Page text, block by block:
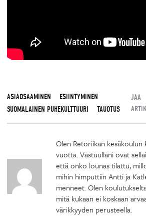
ASIAOSAAMINEN
ESIINTYMINEN
SUOMALAINEN PUHEKULTTUURI
TAUOTUS
JAA
Olen Retoriikan kesäkoulun
vuotta. Vastuullani ovat
että onko lounas tilattu,
mihin himputtiin Antti ja
menneet. Olen
mitä kukaan ei koskaan
värikkyyden perusteella.